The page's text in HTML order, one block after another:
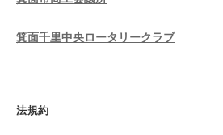
箕面千里中央ロータリークラブ
法規約